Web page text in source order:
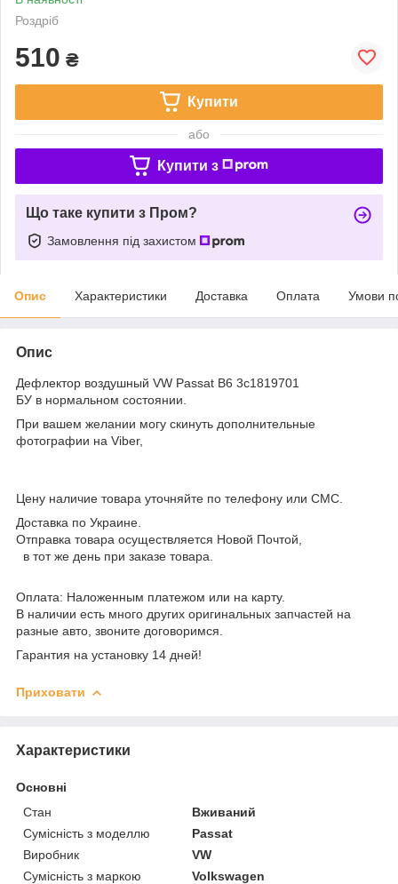
Роздріб
510 ₴
Купити
або
Купити з
Що таке купити з Пром?
Замовлення під захистом
Опис Характеристики Доставка Оплата Умови
Опис
Дефлектор воздушный VW Passat B6 3c1819701
БУ в нормальном состоянии.
При вашем желании могу скинуть дополнительные
фотографии на Viber,
Цену наличие товара уточняйте по телефону или СМС.
Доставка по Украине.
Отправка товара осуществляется Новой Почтой,
в тот же день при заказе товара.
Оплата: Наложенным платежом или на карту.
В наличии есть много других оригинальных запчастей на
разные авто, звоните договоримся.
Гарантия на установку 14 дней!
Приховати
Характеристики
Основні
Стан
Вживаний
Сумісність з моделлю
Passat
Виробник
VW
Сумісність з маркою
Volkswagen